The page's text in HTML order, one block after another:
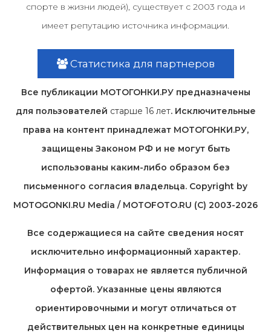
спорте в жизни людей), существует с 2003 года и
имеет репутацию источника информации.
Статистика для партнеров
Все публикации МОТОГОНКИ.РУ предназначены
для пользователей старше 16 лет. Исключительные
права на контент принадлежат МОТОГОНКИ.РУ,
защищены Законом РФ и не могут быть
использованы каким-либо образом без
письменного согласия владельца. Copyright by
MOTOGONKI.RU Media / MOTOFOTO.RU (C) 2003-2026
Все содержащиеся на cайте сведения носят
исключительно информационный характер.
Информация о товарах не является публичной
офертой. Указанные цены являются
ориентировочными и могут отличаться от
действительных цен на конкретные единицы